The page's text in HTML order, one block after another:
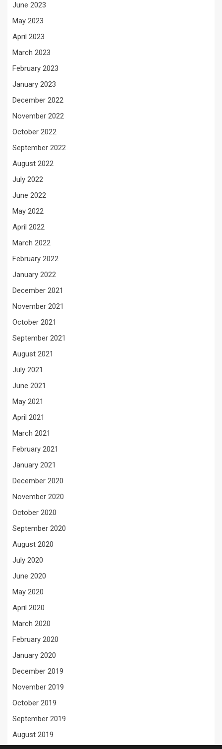
June 2023
May 2023
April 2023
March 2023
February 2023
January 2023
December 2022
November 2022
October 2022
September 2022
August 2022
July 2022
June 2022
May 2022
April 2022
March 2022
February 2022
January 2022
December 2021
November 2021
October 2021
September 2021
August 2021
July 2021
June 2021
May 2021
April 2021
March 2021
February 2021
January 2021
December 2020
November 2020
October 2020
September 2020
August 2020
July 2020
June 2020
May 2020
April 2020
March 2020
February 2020
January 2020
December 2019
November 2019
October 2019
September 2019
August 2019